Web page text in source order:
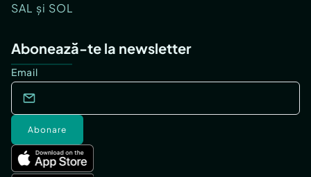
SAL și SOL
Abonează-te la newsletter
Email
Abonare